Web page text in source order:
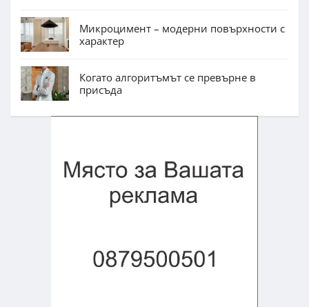
Микроцимент – модерни повърхности с
характер
Когато алгоритъмът се превърне в
присъда